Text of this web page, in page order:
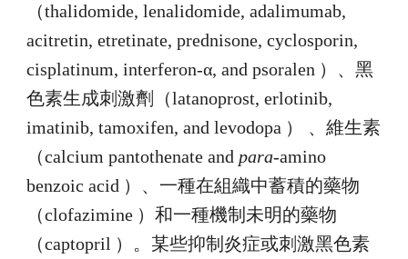
（thalidomide, lenalidomide, adalimumab,
acitretin, etretinate, prednisone, cyclosporin,
cisplatinum, interferon-α, and psoralen ）、黑
色素生成刺激劑（latanoprost, erlotinib,
imatinib, tamoxifen, and levodopa ） 、維生素
（calcium pantothenate and para-amino
benzoic acid ）、一種在組織中蓄積的藥物
（clofazimine ）和一種機制未明的藥物
（captopril ）。某些抑制炎症或刺激黑色素